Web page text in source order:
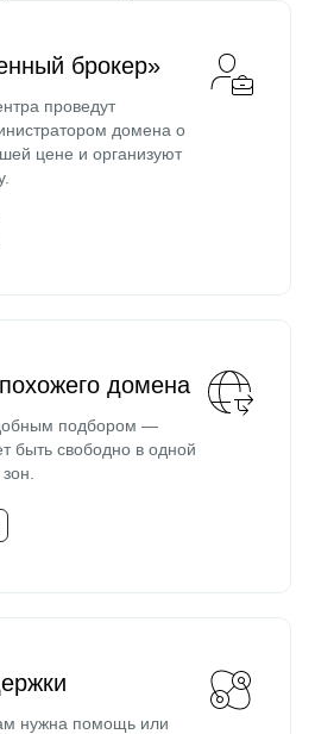
брокер»
проведут
домена о
цене и организуют
домена
подбором —
быть свободно в одной
нужна помощь или